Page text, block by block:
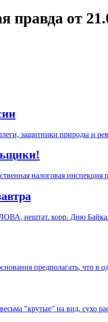
правда от
защитники природы и
налоговая
нештат. корр. Дню
предполагать, что
"крутые" на вид, сухо